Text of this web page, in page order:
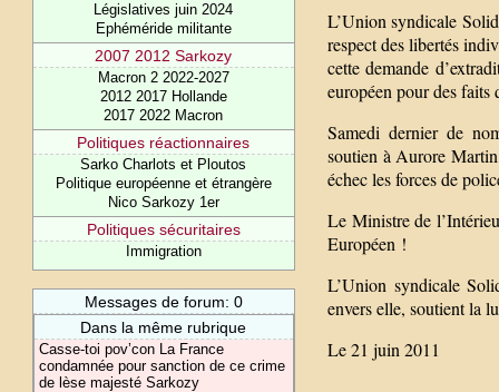
Législatives juin 2024
Ephéméride militante
2007 2012 Sarkozy
Macron 2 2022-2027
2012 2017 Hollande
2017 2022 Macron
Politiques réactionnaires
Sarko Charlots et Ploutos
Politique européenne et étrangère
Nico Sarkozy 1er
Politiques sécuritaires
Immigration
Messages de forum: 0
Dans la même rubrique
Casse-toi pov’con La France
condamnée pour sanction de ce crime
de lèse majesté Sarkozy
L’Union syndicale
respect des libertés
cette demande
européen pour des faits
Samedi dernier de
soutien à Aurore
échec les forces de
Le Ministre de
Européen !
L’Union syndicale
envers elle, soutient la
Le 21 juin 2011